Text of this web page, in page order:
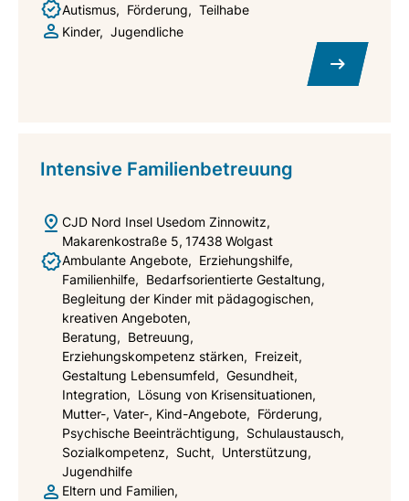
Autismus
Förderung
Teilhabe
Kinder
Jugendliche
Intensive Familienbetreuung
CJD Nord Insel Usedom Zinnowitz
Makarenkostraße 5 17438 Wolgast
Ambulante Angebote
Erziehungshilfe
Familienhilfe
Bedarfsorientierte Gestaltung
Begleitung der Kinder mit pädagogischen,
kreativen Angeboten
Beratung
Betreuung
Erziehungskompetenz stärken
Freizeit
Gestaltung Lebensumfeld
Gesundheit
Integration
Lösung von Krisensituationen
Mutter-, Vater-, Kind-Angebote
Förderung
Psychische Beeinträchtigung
Schulaustausch
Sozialkompetenz
Sucht
Unterstützung
Jugendhilfe
Eltern und Familien